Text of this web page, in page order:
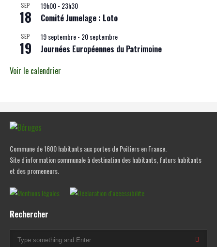
SEP
18
19h00- 23h30
Comité Jumelage : Loto
SEP
19
19 septembre- 20 septembre
Journées Européennes du Patrimoine
Voir le calendrier
Commune de 1600 habitants aux portes de Poitiers en France.
Site d'information communale à destination des habitants, futurs habitants
et des promeneurs.
Rechercher